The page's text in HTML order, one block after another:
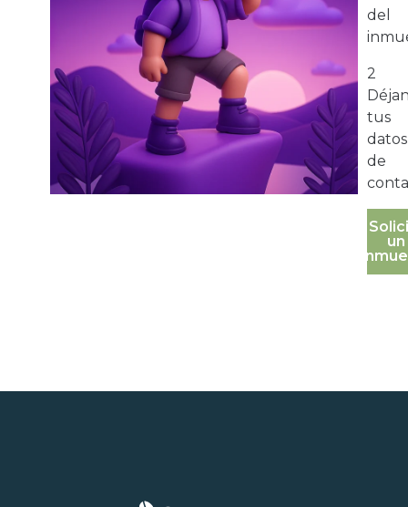
del
2
tus
datos
de
un